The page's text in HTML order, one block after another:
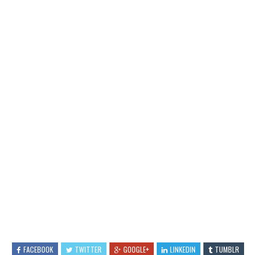
FACEBOOK TWITTER GOOGLE+ LINKEDIN
TUMBLR